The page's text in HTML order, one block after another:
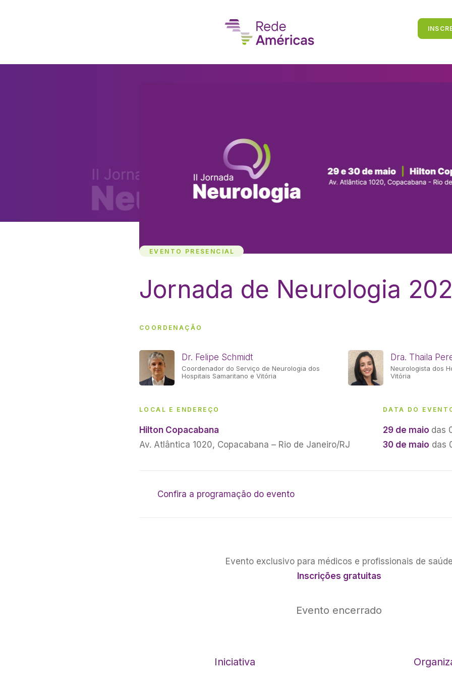
EVENTO PRESENCIAL
Jornada de Neurologia
COORDENAÇÃO
Dr. Felipe Schmidt
Coordenador do Serviço de Neurologia dos
Hospitais Samaritano e Vitória
Dra. Thaila
Neurologista dos
Vitória
LOCAL E ENDEREÇO
Hilton Copacabana
Av. Atlântica 1020, Copacabana – Rio de Janeiro/RJ
DATA DO
29 de maio das
30 de maio das
Confira a programação do evento
Evento exclusivo para médicos e profissionais de
Inscrições gratuitas
Evento encerrado
Iniciativa